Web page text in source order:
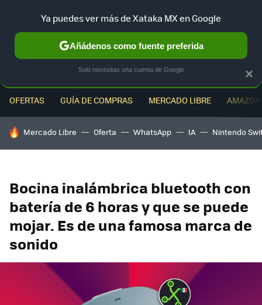
OFERTAS GUÍA DE COMPRAS MERCADO LIBRE
HOY SE HABLA DE
Mercado Libre Oferta WhatsApp IA Nintendo
Bocina inalámbrica bluetooth con
batería de 6 horas y que se puede
mojar. Es de una famosa marca de
sonido
×
Ya puedes ver más de Xataka MX en Google
Añádenos como fuente preferida
Solo necesitas una cuenta de Google